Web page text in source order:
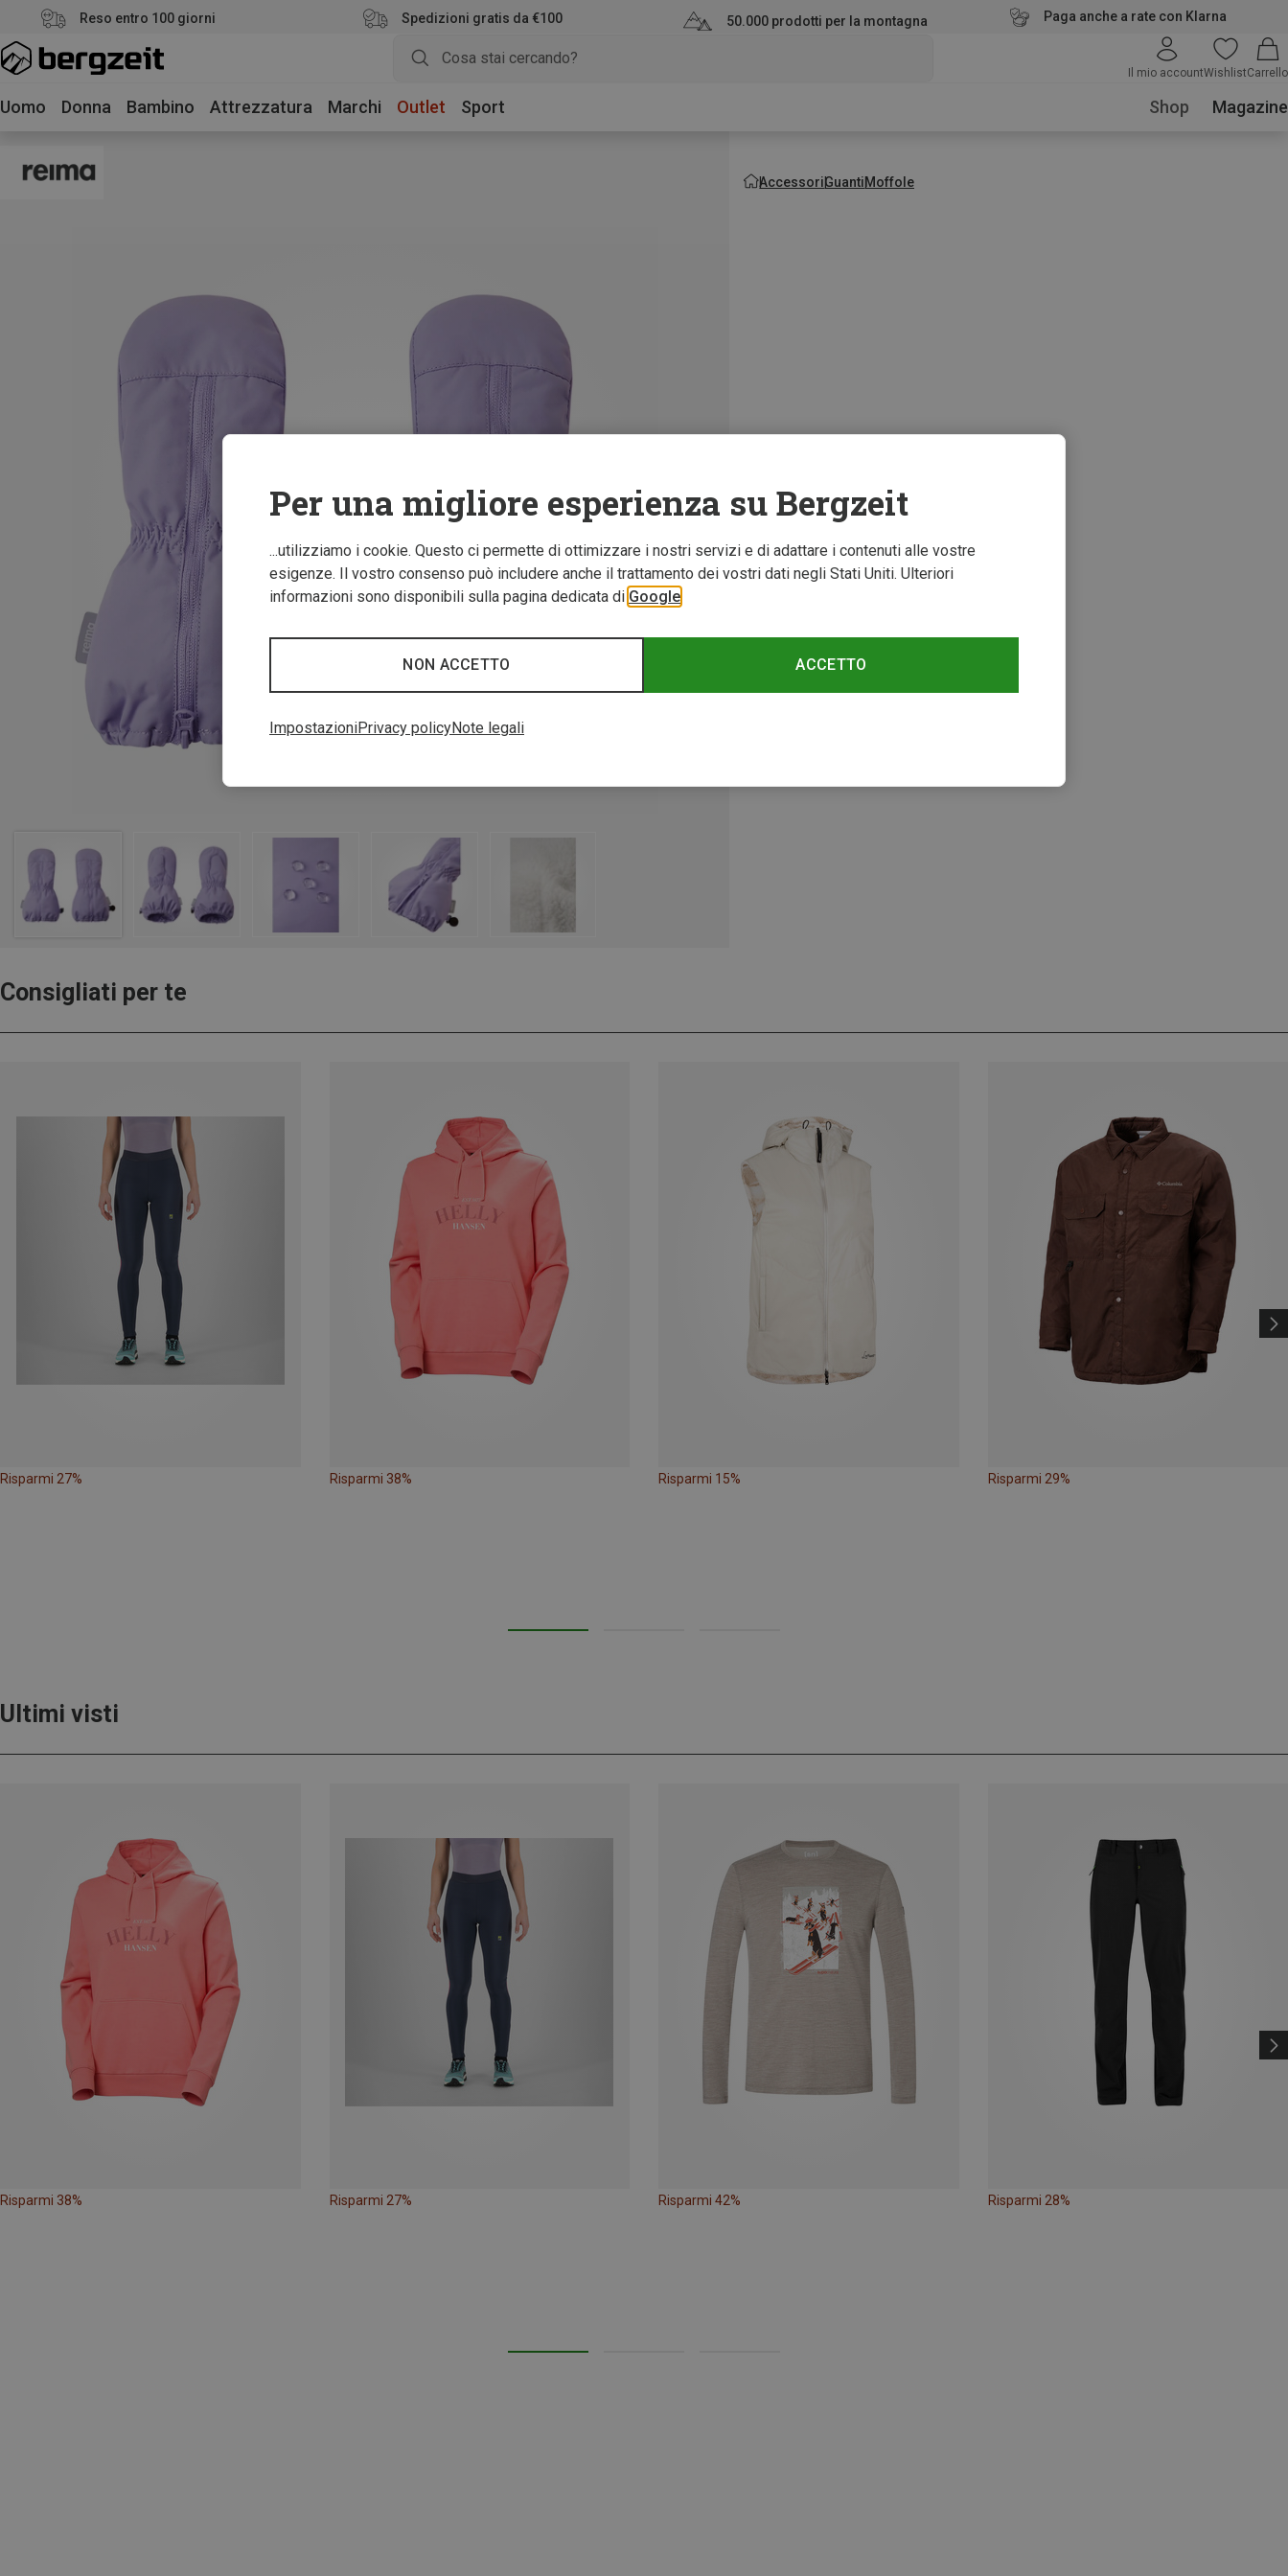
Reso entro 100 giorni Spedizioni gratis da €100 50.000 prodotti per la montagna Paga anche a rate con Klarna
Il mio accountWishlistCarrello
Uomo Donna Bambino Attrezzatura Marchi Outlet Sport Shop Magazine
AccessoriGuantiMoffole
Consigliati per te
Risparmi 27% Risparmi 38% Risparmi 15% Risparmi 29%
Ultimi visti
Risparmi 38% Risparmi 27% Risparmi 42% Risparmi 28%
Per una migliore esperienza su Bergzeit
...utilizziamo i cookie. Questo ci permette di ottimizzare i nostri servizi e di adattare i contenuti alle vostre
esigenze. Il vostro consenso può includere anche il trattamento dei vostri dati negli Stati Uniti. Ulteriori
informazioni sono disponibili sulla pagina dedicata di Google
ACCETTO
NON ACCETTO
ImpostazioniPrivacy policyNote legali